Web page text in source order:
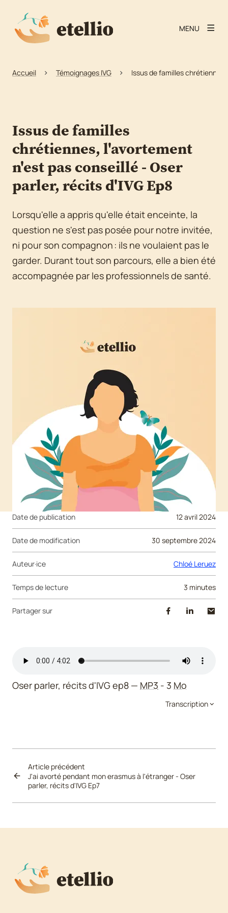
MENU
Accueil Témoignages IVG Issus de familles
Issus de familles
chrétiennes, l'avortement
n'est pas conseillé - Oser
parler, récits d'IVG Ep8
Lorsqu'elle a appris qu'elle était enceinte, la
question ne s'est pas posée pour notre invitée,
ni pour son compagnon : ils ne voulaient pas le
garder. Durant tout son parcours, elle a bien été
accompagnée par les professionnels de santé.
Date de publication 12 avril 2024
Date de modification 30 septembre 2024
Auteur·ice Chloé Leruez
Temps de lecture 3 minutes
Partager sur
Oser parler, récits d'IVG ep8 MP3 - 3 Mo
Transcription
Article précédent
J'ai avorté pendant mon erasmus à l'étranger - Oser
parler, récits d'IVG Ep7